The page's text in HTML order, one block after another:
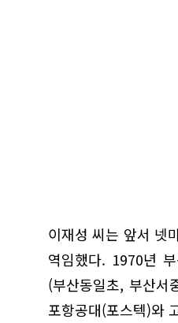
이재성 씨는 앞서 넷
역임했다. 1970년
(부산동일초, 부산
포항공대(포스텍)와